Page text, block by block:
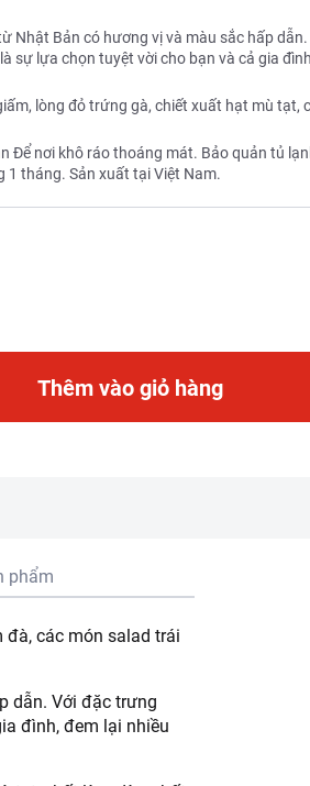
Nhật Bản có hương vị và màu sắc hấp
sự lựa chọn tuyệt vời cho bạn và cả gia
lòng đỏ trứng gà, chiết xuất hạt mù tạt,
Để nơi khô ráo thoáng mát. Bảo quản tủ
1 tháng. Sản xuất tại Việt Nam.
Thêm vào giỏ hàng
phẩm
đà, các món salad trái
dẫn. Với đặc trưng
đình, đem lại nhiều